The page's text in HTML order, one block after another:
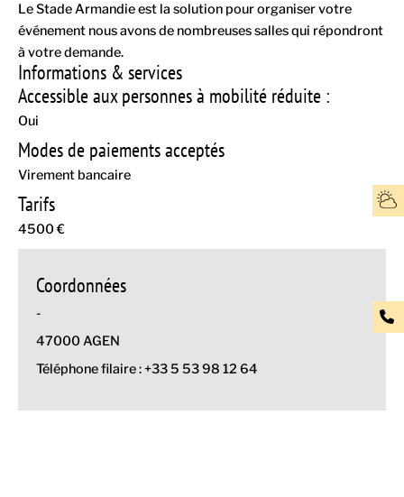
Le Stade Armandie est la solution pour organiser votre
événement nous avons de nombreuses salles qui répondront
à votre demande.
Informations & services
Accessible aux personnes à mobilité réduite :
Oui
Modes de paiements acceptés
Virement bancaire
Tarifs
4500 €
Coordonnées
-
47000 AGEN
Téléphone filaire : +33 5 53 98 12 64